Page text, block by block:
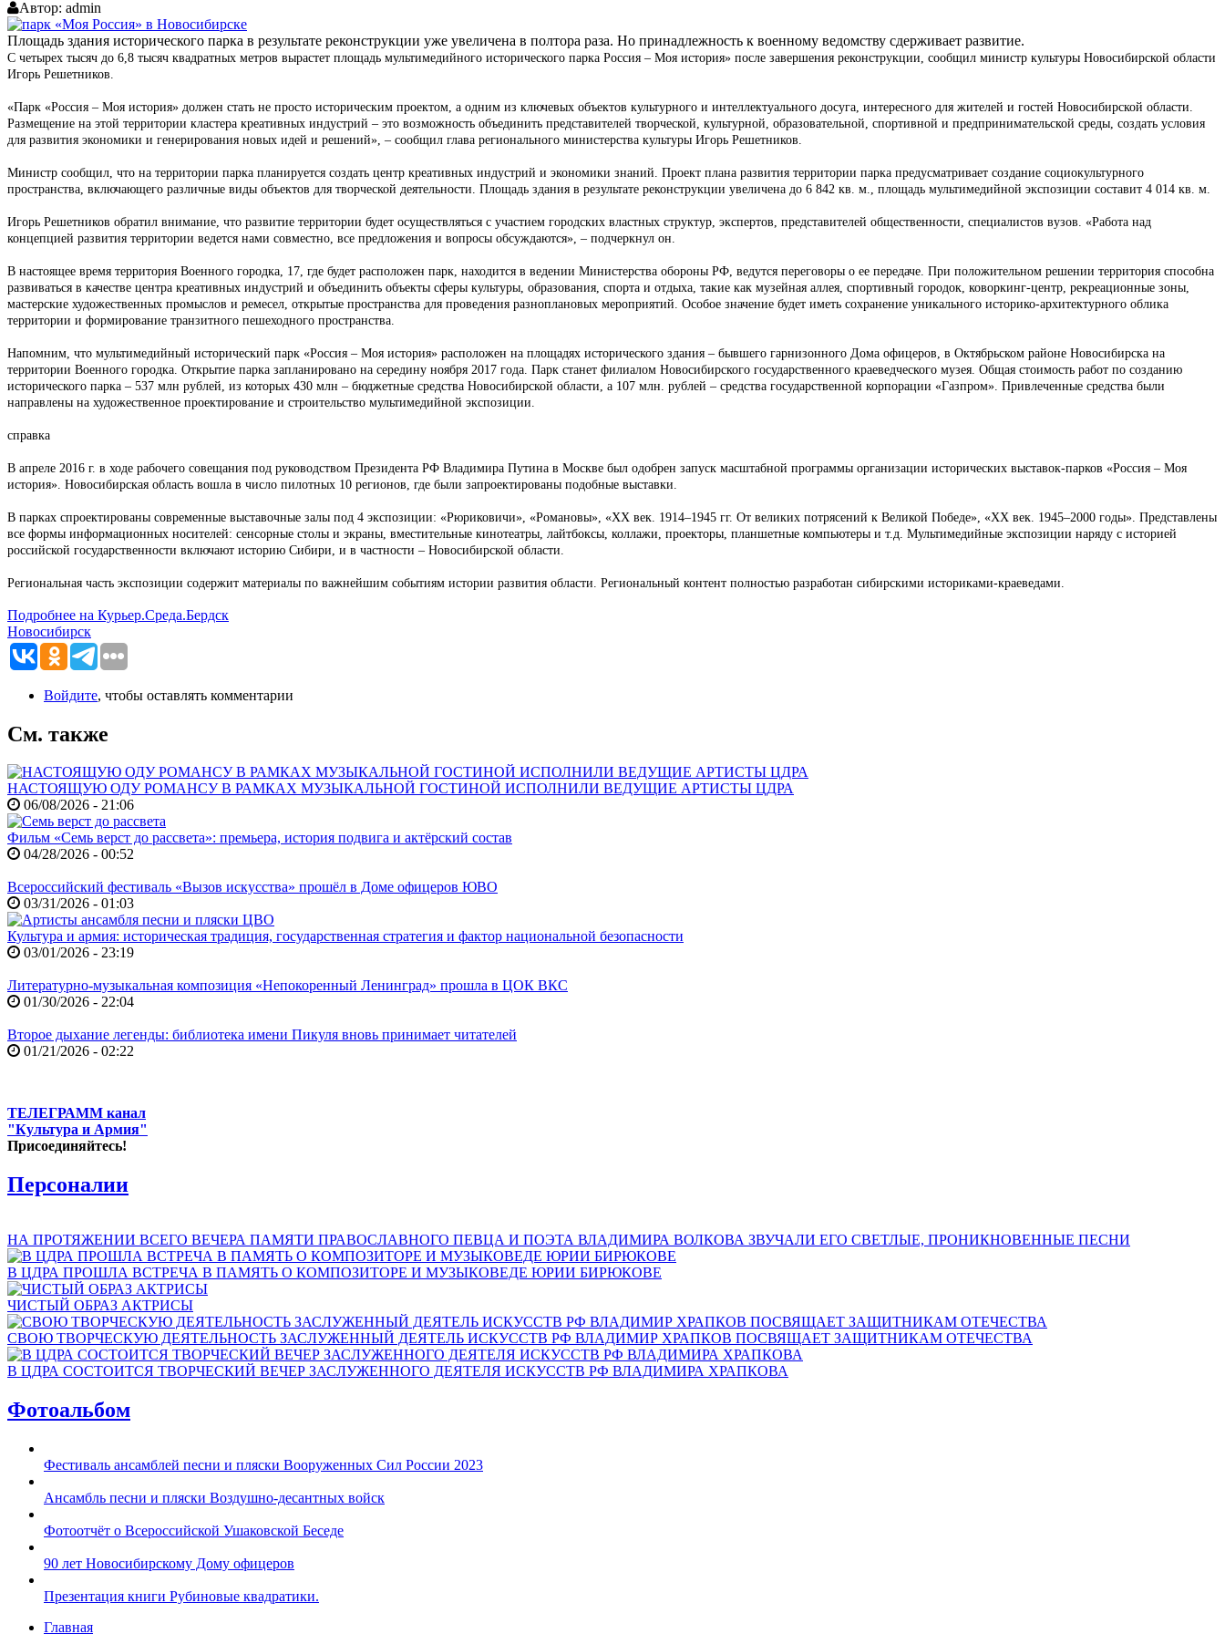
Автор: admin
Площадь здания исторического парка в результате реконструкции уже увеличена в полтора раза. Но принадлежность к военному ведомству сдерживает развитие.
С четырех тысяч до 6,8 тысяч квадратных метров вырастет площадь мультимедийного исторического парка Россия – Моя история» после завершения реконструкции, сообщил министр культуры Новосибирской области
Игорь Решетников.
«Парк «Россия – Моя история» должен стать не просто историческим проектом, а одним из ключевых объектов культурного и интеллектуального досуга, интересного для жителей и гостей Новосибирской области.
Размещение на этой территории кластера креативных индустрий – это возможность объединить представителей творческой, культурной, образовательной, спортивной и предпринимательской среды, создать условия
для развития экономики и генерирования новых идей и решений», – сообщил глава регионального министерства культуры Игорь Решетников.
Министр сообщил, что на территории парка планируется создать центр креативных индустрий и экономики знаний. Проект плана развития территории парка предусматривает создание социокультурного
пространства, включающего различные виды объектов для творческой деятельности. Площадь здания в результате реконструкции увеличена до 6 842 кв. м., площадь мультимедийной экспозиции составит 4 014 кв. м.
Игорь Решетников обратил внимание, что развитие территории будет осуществляться с участием городских властных структур, экспертов, представителей общественности, специалистов вузов. «Работа над
концепцией развития территории ведется нами совместно, все предложения и вопросы обсуждаются», – подчеркнул он.
В настоящее время территория Военного городка, 17, где будет расположен парк, находится в ведении Министерства обороны РФ, ведутся переговоры о ее передаче. При положительном решении территория способна
развиваться в качестве центра креативных индустрий и объединить объекты сферы культуры, образования, спорта и отдыха, такие как музейная аллея, спортивный городок, коворкинг-центр, рекреационные зоны,
мастерские художественных промыслов и ремесел, открытые пространства для проведения разноплановых мероприятий. Особое значение будет иметь сохранение уникального историко-архитектурного облика
территории и формирование транзитного пешеходного пространства.
Напомним, что мультимедийный исторический парк «Россия – Моя история» расположен на площадях исторического здания – бывшего гарнизонного Дома офицеров, в Октябрьском районе Новосибирска на
территории Военного городка. Открытие парка запланировано на середину ноября 2017 года. Парк станет филиалом Новосибирского государственного краеведческого музея. Общая стоимость работ по созданию
исторического парка – 537 млн рублей, из которых 430 млн – бюджетные средства Новосибирской области, а 107 млн. рублей – средства государственной корпорации «Газпром». Привлеченные средства были
направлены на художественное проектирование и строительство мультимедийной экспозиции.
справка
В апреле 2016 г. в ходе рабочего совещания под руководством Президента РФ Владимира Путина в Москве был одобрен запуск масштабной программы организации исторических выставок-парков «Россия – Моя
история». Новосибирская область вошла в число пилотных 10 регионов, где были запроектированы подобные выставки.
В парках спроектированы современные выставочные залы под 4 экспозиции: «Рюриковичи», «Романовы», «ХХ век. 1914–1945 гг. От великих потрясений к Великой Победе», «ХХ век. 1945–2000 годы». Представлены
все формы информационных носителей: сенсорные столы и экраны, вместительные кинотеатры, лайтбоксы, коллажи, проекторы, планшетные компьютеры и т.д. Мультимедийные экспозиции наряду с историей
российской государственности включают историю Сибири, и в частности – Новосибирской области.
Региональная часть экспозиции содержит материалы по важнейшим событиям истории развития области. Региональный контент полностью разработан сибирскими историками-краеведами.
Подробнее на Курьер.Среда.Бердск
Новосибирск
Войдите, чтобы оставлять комментарии
См. также
НАСТОЯЩУЮ ОДУ РОМАНСУ В РАМКАХ МУЗЫКАЛЬНОЙ ГОСТИНОЙ ИСПОЛНИЛИ ВЕДУЩИЕ АРТИСТЫ ЦДРА
06/08/2026 - 21:06
Фильм «Семь верст до рассвета»: премьера, история подвига и актёрский состав
04/28/2026 - 00:52
Всероссийский фестиваль «Вызов искусства» прошёл в Доме офицеров ЮВО
03/31/2026 - 01:03
Культура и армия: историческая традиция, государственная стратегия и фактор национальной безопасности
03/01/2026 - 23:19
Литературно-музыкальная композиция «Непокоренный Ленинград» прошла в ЦОК ВКС
01/30/2026 - 22:04
Второе дыхание легенды: библиотека имени Пикуля вновь принимает читателей
01/21/2026 - 02:22
ТЕЛЕГРАММ канал
"Культура и Армия"
Присоединяйтесь!
Персоналии
НА ПРОТЯЖЕНИИ ВСЕГО ВЕЧЕРА ПАМЯТИ ПРАВОСЛАВНОГО ПЕВЦА И ПОЭТА ВЛАДИМИРА ВОЛКОВА ЗВУЧАЛИ ЕГО СВЕТЛЫЕ, ПРОНИКНОВЕННЫЕ ПЕСНИ
В ЦДРА ПРОШЛА ВСТРЕЧА В ПАМЯТЬ О КОМПОЗИТОРЕ И МУЗЫКОВЕДЕ ЮРИИ БИРЮКОВЕ
ЧИСТЫЙ ОБРАЗ АКТРИСЫ
СВОЮ ТВОРЧЕСКУЮ ДЕЯТЕЛЬНОСТЬ ЗАСЛУЖЕННЫЙ ДЕЯТЕЛЬ ИСКУССТВ РФ ВЛАДИМИР ХРАПКОВ ПОСВЯЩАЕТ ЗАЩИТНИКАМ ОТЕЧЕСТВА
В ЦДРА СОСТОИТСЯ ТВОРЧЕСКИЙ ВЕЧЕР ЗАСЛУЖЕННОГО ДЕЯТЕЛЯ ИСКУССТВ РФ ВЛАДИМИРА ХРАПКОВА
Фотоальбом
Фестиваль ансамблей песни и пляски Вооруженных Сил России 2023
Ансамбль песни и пляски Воздушно-десантных войск
Фотоотчёт о Всероссийской Ушаковской Беседе
90 лет Новосибирскому Дому офицеров
Презентация книги Рубиновые квадратики.
Главная